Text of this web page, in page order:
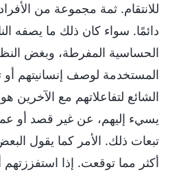
للانتقام. ثمة مجموعة من
دائمًا. سواء كان ذلك ما يصفه
الحساسية المفرطة، وبغض
المستخدمة لوصف إنسانيتهم أو
الشائع لتفاعلاتهم مع
يسيء إليهم، عن غير قصد أو
تبعات ذلك. الأمر كما يقول
أكثر مما توقعت. إذا استفززتهم